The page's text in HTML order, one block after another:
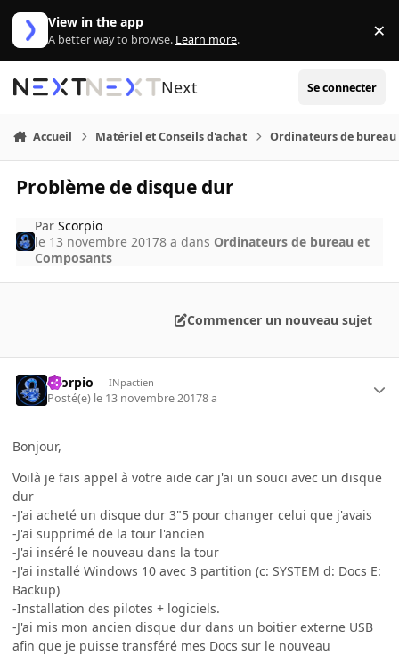
Aller au contenu
View in the app
A better way to browse. Learn more. ×
Next Se connecter
Accueil Matériel et Conseils d'achat Ordinateurs de bureau
Problème de disque dur
ParScorpio
le 13 novembre 20178 a dans Ordinateurs de bureau et
Composants
Commencer un nouveau sujet
Scorpio INpactien
Posté(e) le 13 novembre 20178 a
Bonjour,
Voilà je fais appel à votre aide car j'ai un souci avec un disque
dur
-J'ai acheté un disque dur 3"5 pour changer celui que j'avais
-J'ai supprimé de la tour l'ancien
-J'ai inséré le nouveau dans la tour
-J'ai installé Windows 10 avec 3 partition (c: SYSTEM d: Docs E:
Backup)
-Installation des pilotes + logiciels.
-J'ai mis mon ancien disque dur dans un boitier externe USB
afin que je puisse transféré mes Docs sur le nouveau